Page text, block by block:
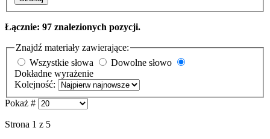
Łącznie: 97 znalezionych pozycji.
Znajdź materiały zawierające:
Wszystkie słowa
Dowolne słowo
Dokładne wyrażenie
Kolejność:
Pokaż #
Strona 1 z 5